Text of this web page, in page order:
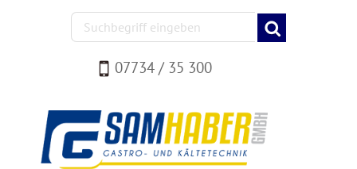
07734 / 35 300